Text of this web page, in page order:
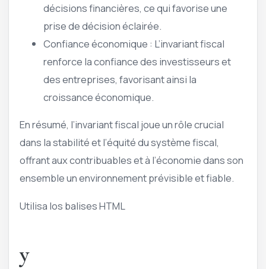
décisions financières, ce qui favorise une
prise de décision éclairée.
Confiance économique : L’invariant fiscal
renforce la confiance des investisseurs et
des entreprises, favorisant ainsi la
croissance économique.
En résumé, l’invariant fiscal joue un rôle crucial
dans la stabilité et l’équité du système fiscal,
offrant aux contribuables et à l’économie dans son
ensemble un environnement prévisible et fiable.
Utilisa los balises HTML
y